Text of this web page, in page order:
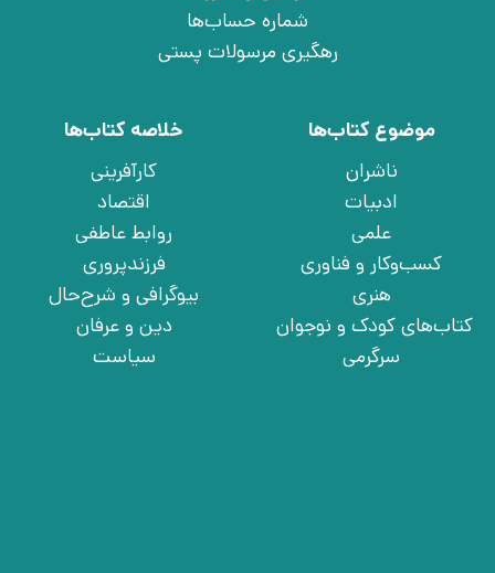
شماره حساب‌ها
رهگیری مرسولات پستی
موضوع کتاب‌ها
ناشران
ادبیات
علمی
کسب‌وکار و فناوری
هنری
کتاب‌های کودک و نوجوان
سرگرمی
خلاصه کتاب‌ها
کارآفرینی
اقتصاد
روابط عاطفی
فرزندپروری
بیوگرافی و شرح‌حال
دین و عرفان
سیاست